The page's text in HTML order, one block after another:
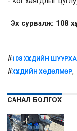
Эх сурвалж: 108
#108 ХҮҮХДИЙН
#ХҮҮХДИЙН ХӨДӨЛМӨР,
САНАЛ БОЛГОХ